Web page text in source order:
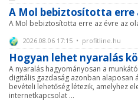
A Mol bebiztosította erre
A Mol bebiztosította erre az évre az
2026.08.06 17:15 • profitline.hu
Hogyan lehet nyaralás
A nyaralás hagyományosan a
digitális gazdaság azonban alaposan
bevételi lehetőség létezik, amelyhez
internetkapcsolat ...